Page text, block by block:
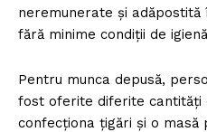
neremunerate şi
fără minime condiţii de
Pentru munca depusă,
fost oferite diferite cantităţi
confecţiona ţigări şi o masă